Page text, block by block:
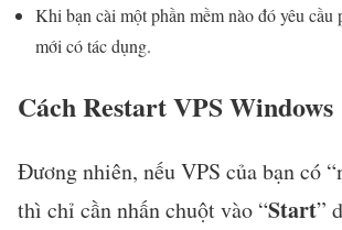
Khi bạn cài một phần mềm nào đó yêu cầu
mới có tác dụng.
Cách Restart VPS Windows
Đương nhiên, nếu VPS của bạn có
thì chỉ cần nhấn chuột vào “Start”